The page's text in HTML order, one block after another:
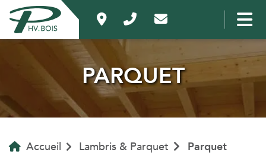
PARQUET
Accueil Lambris & Parquet Parquet